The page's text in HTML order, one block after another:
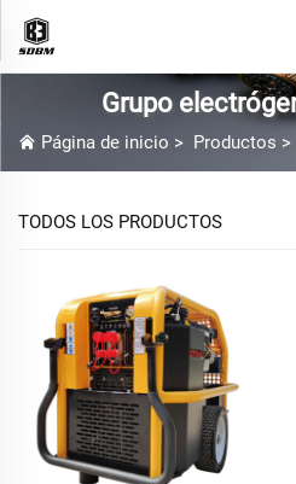
Grupo
Página de inicio > Productos >
TODOS LOS PRODUCTOS